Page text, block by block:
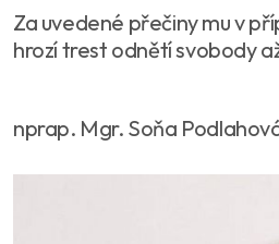
Za uvedené přečiny mu v
hrozí trest odnětí svobody
nprap. Mgr. Soňa